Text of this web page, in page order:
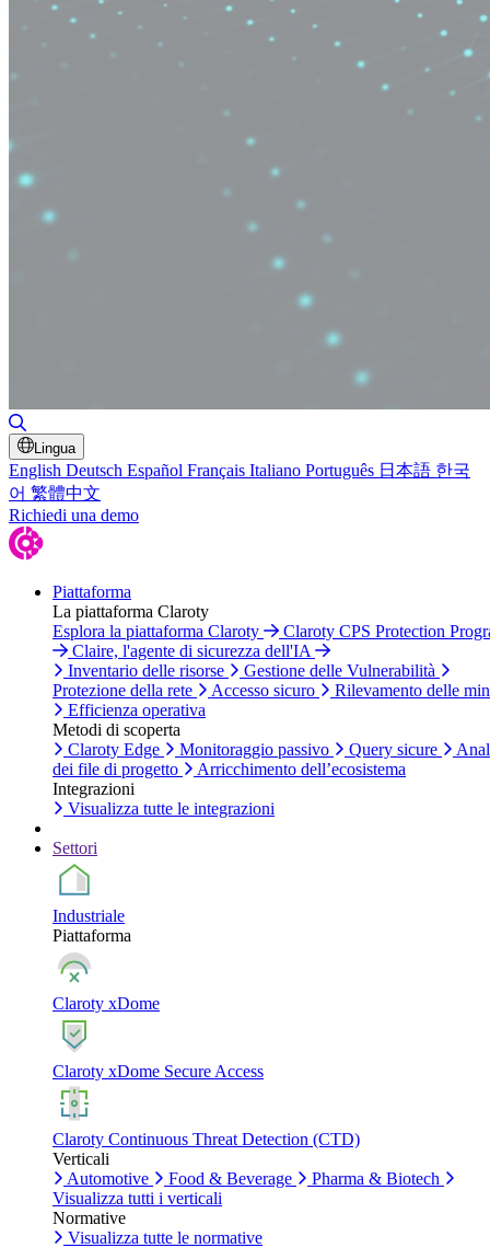
Lingua
English Deutsch Español Français Italiano Português 日本語 한국
어 繁體中文
Richiedi una demo
Piattaforma
La piattaforma Claroty
Esplora la piattaforma Claroty
Claroty CPS Protection
Claire, l'agente di sicurezza dell'IA
Inventario delle risorse
Gestione delle Vulnerabilità
Protezione della rete
Accesso sicuro
Rilevamento delle
Efficienza operativa
Metodi di scoperta
Claroty Edge
Monitoraggio passivo Query sicure
dei file di progetto
Arricchimento dell’ecosistema
Integrazioni
Visualizza tutte le integrazioni
Settori
Industriale
Piattaforma
Claroty xDome
Claroty xDome Secure Access
Claroty Continuous Threat Detection (CTD)
Verticali
Automotive
Food & Beverage
Pharma & Biotech
Visualizza tutti i verticali
Normative
Visualizza tutte le normative